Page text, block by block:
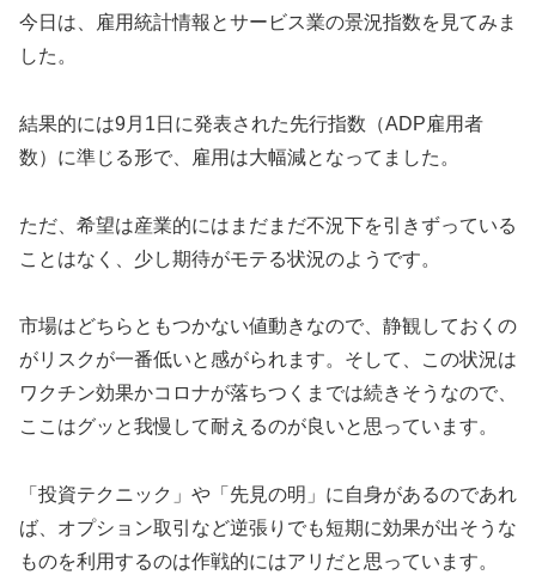
今日は、雇用統計情報とサービス業の景況指数を見てみま
した。
結果的には9月1日に発表された先行指数（ADP雇用者
数）に準じる形で、雇用は大幅減となってました。
ただ、希望は産業的にはまだまだ不況下を引きずっている
ことはなく、少し期待がモテる状況のようです。
市場はどちらともつかない値動きなので、静観しておくの
がリスクが一番低いと感がられます。そして、この状況は
ワクチン効果かコロナが落ちつくまでは続きそうなので、
ここはグッと我慢して耐えるのが良いと思っています。
「投資テクニック」や「先見の明」に自身があるのであれ
ば、オプション取引など逆張りでも短期に効果が出そうな
ものを利用するのは作戦的にはアリだと思っています。